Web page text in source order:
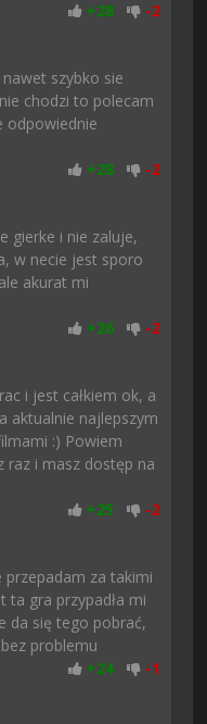
+28 -2
szybko sie
chodzi to polecam
odpowiednie
+28 -2
gierke i nie zaluje,
w necie jest sporo
akurat mi
+26 -2
i jest całkiem ok, a
aktualnie najlepszym
:) Powiem
raz i masz dostęp na
+25 -2
przepadam za takimi
ta gra przypadła mi
da się tego pobrać,
problemu
+24 -1